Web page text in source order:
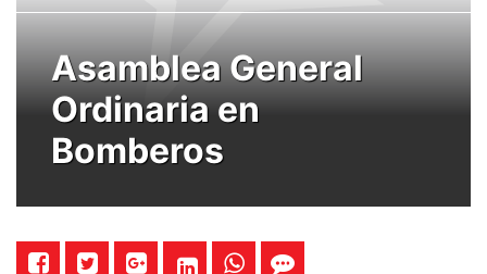
Asamblea General
Ordinaria en
Bomberos